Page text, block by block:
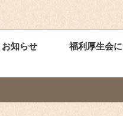
お知らせ 福利厚生会